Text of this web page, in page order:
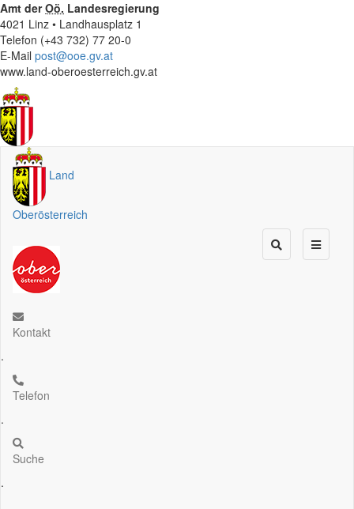
Amt derOö. Landesregierung
4021 Linz • Landhausplatz 1
Telefon (+43 732) 77 20-0
E-Mail post@ooe.gv.at
www.land-oberoesterreich.gv.at
Land
Oberösterreich
Kontakt
.
Telefon
.
Suche
.